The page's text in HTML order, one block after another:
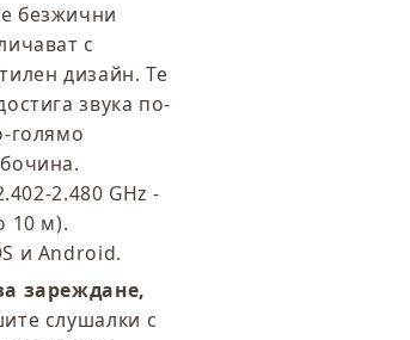
безжични
с
дизайн. Те
звука по-
голямо
2.480 GHz -
10 м).
и Android.
зареждане,
слушалки с